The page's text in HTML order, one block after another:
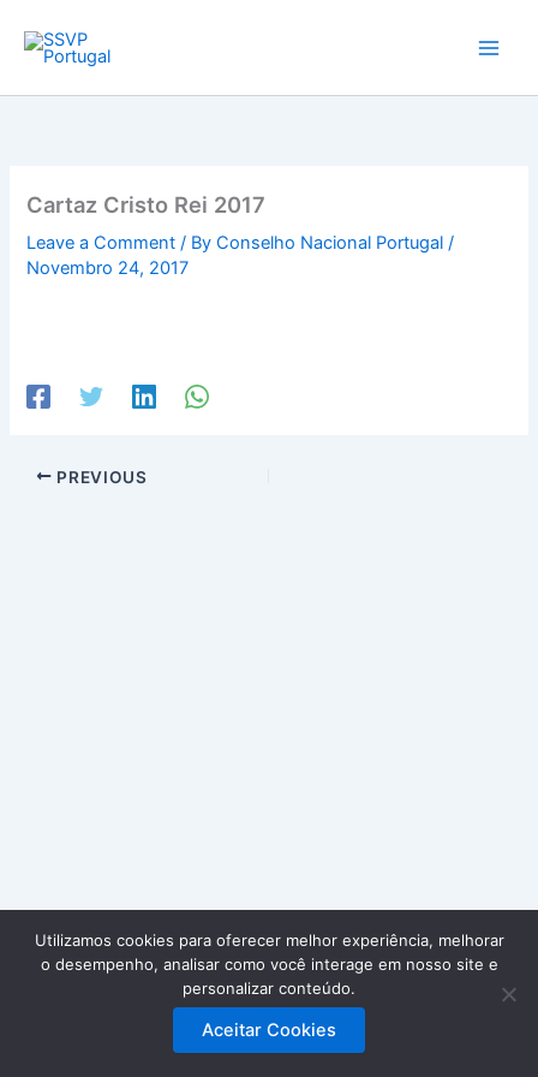
content
Cartaz Cristo Rei 2017
Leave a Comment / ByConselho Nacional Portugal/
Novembro 24, 2017
PREVIOUS
Largo do Casal Vistoso, nº 2D – 1º G · 1900-142 Lisboa
217931292 · 968554754 ·geral@ssvp.pt
Copyright © 2026 SSVP Portugal
Utilizamos cookies para oferecer melhor experiência, melhorar
o desempenho, analisar como você interage em nosso site e
personalizar conteúdo.
Aceitar Cookies